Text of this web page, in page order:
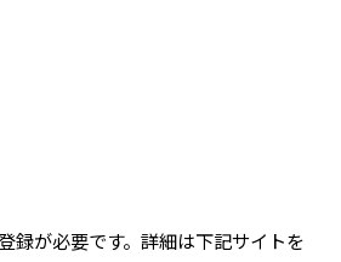
録が必要です。詳細は下記サイトを